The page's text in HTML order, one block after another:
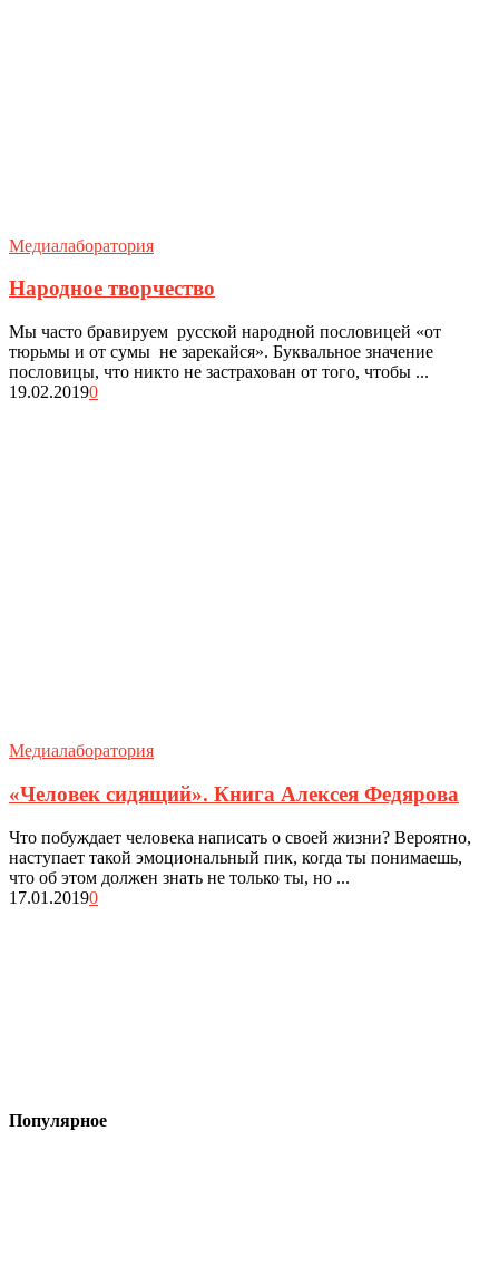
Медиалаборатория
Народное творчество
Мы часто бравируем русской народной пословицей «от
тюрьмы и от сумы не зарекайся». Буквальное значение
пословицы, что никто не застрахован от того, чтобы ...
19.02.20190
Медиалаборатория
«Человек сидящий». Книга Алексея Федярова
Что побуждает человека написать о своей жизни? Вероятно,
наступает такой эмоциональный пик, когда ты понимаешь,
что об этом должен знать не только ты, но ...
17.01.20190
Популярное